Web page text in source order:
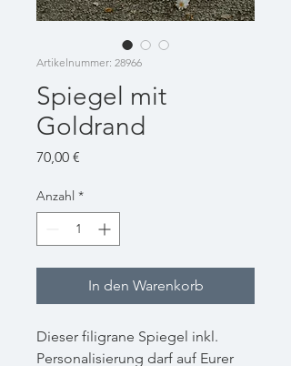
Artikelnummer: 28966
Spiegel mit
Goldrand
70,00 €
Anzahl *
In den Warenkorb
Dieser filigrane Spiegel inkl.
Personalisierung darf auf Eurer